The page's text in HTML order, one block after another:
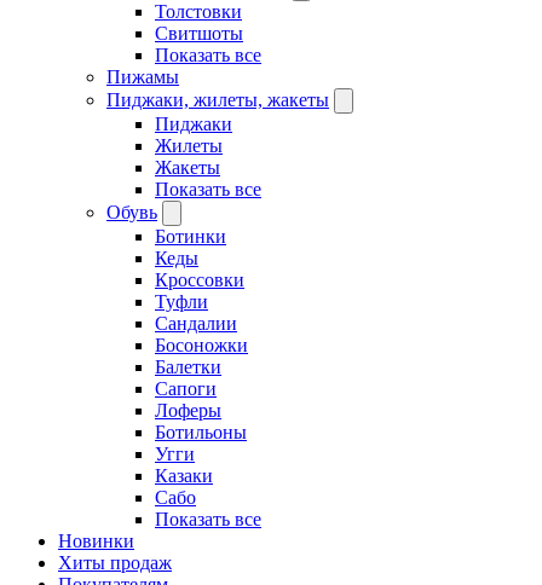
Толстовки
Свитшоты
Показать все
Пижамы
Пиджаки, жилеты, жакеты
Пиджаки
Жилеты
Жакеты
Показать все
Обувь
Ботинки
Кеды
Кроссовки
Туфли
Сандалии
Босоножки
Балетки
Сапоги
Лоферы
Ботильоны
Угги
Казаки
Сабо
Показать все
Новинки
Хиты продаж